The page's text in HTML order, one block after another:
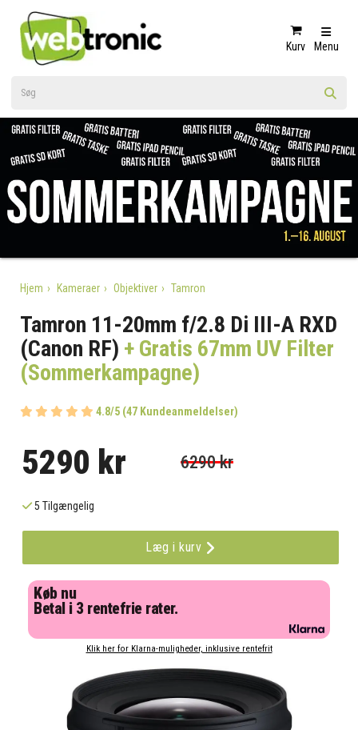
Kurv Menu
Hjem Kameraer Objektiver Tamron
Tamron 11-20mm f/2.8 Di III-A RXD
(Canon RF) + Gratis 67mm UV Filter
(Sommerkampagne)
4.8/5 (47 Kundeanmeldelser)
5290 kr 6290 kr
5 Tilgængelig
Læg i kurv
Køb nu
Betal i 3 rentefrie rater.
Klik her for Klarna-muligheder, inklusive rentefrit